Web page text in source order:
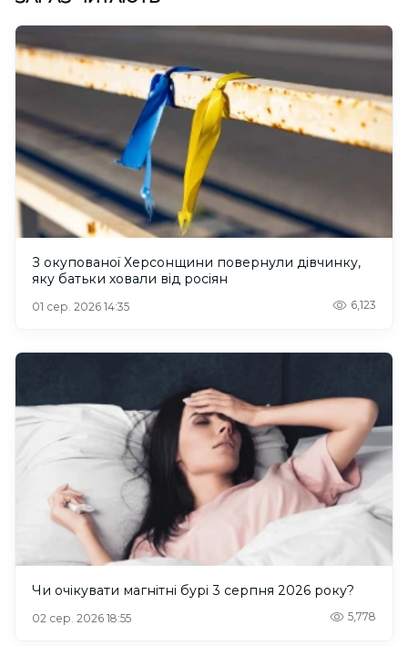
З окупованої Херсонщини повернули дівчинку,
яку батьки ховали від росіян
01 сер. 2026 14:35 6,123
Чи очікувати магнітні бурі 3 серпня 2026 року?
02 сер. 2026 18:55 5,778